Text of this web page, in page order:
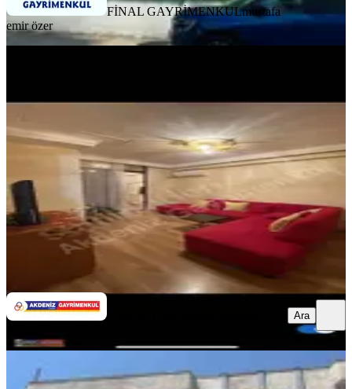
FİNAL GAYRİMENKULmustafa
emir özer
Seyhan, Reşatbey Mahallesi
1+1·55 m² ·5. Kat·06.08.2026
22.000 ₺
Akdeniz Gayrimenkul Mehmet Kızmaz
Ara
Şakirpaşa Caddesi Üzerinde Xx Large